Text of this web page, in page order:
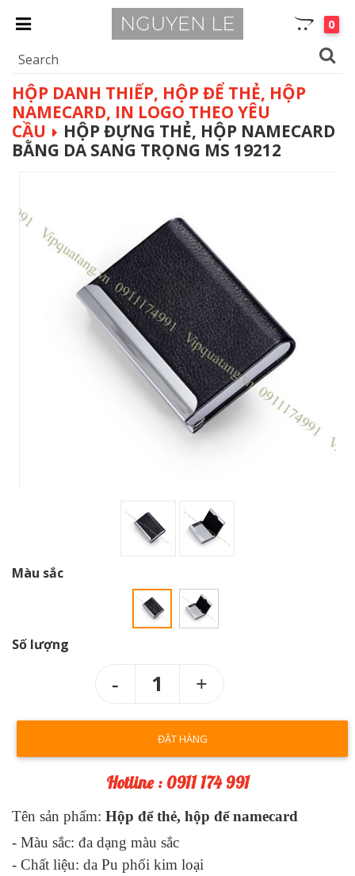
0
HỘP DANH THIẾP, HỘP ĐỂ THẺ, HỘP
NAMECARD, IN LOGO THEO YÊU
CẦU
HỘP ĐỰNG THẺ, HỘP NAMECARD
BẰNG DA SANG TRỌNG MS 19212
Màu sắc
Số lượng
1
ĐẶT HÀNG
Hotline : 0911 174 991
Tên sản phẩm: Hộp để thẻ, hộp để namecard
- Màu sắc: đa dạng màu sắc
- Chất liệu: da Pu phối kim loại